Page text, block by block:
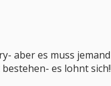
aber es muss
es lohnt